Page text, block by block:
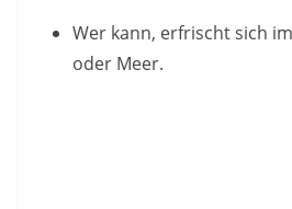
Wer kann, erfrischt sich im
oder Meer.